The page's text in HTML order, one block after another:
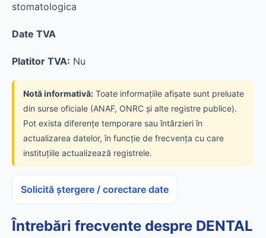
stomatologica
Date TVA
Platitor TVA: Nu
Notă informativă: Toate informațiile afișate sunt preluate
din surse oficiale (ANAF, ONRC și alte registre publice).
Pot exista diferențe temporare sau întârzieri în
actualizarea datelor, în funcție de frecvența cu care
instituțiile actualizează registrele.
Solicită ștergere / corectare date
Întrebări frecvente despre DENTAL